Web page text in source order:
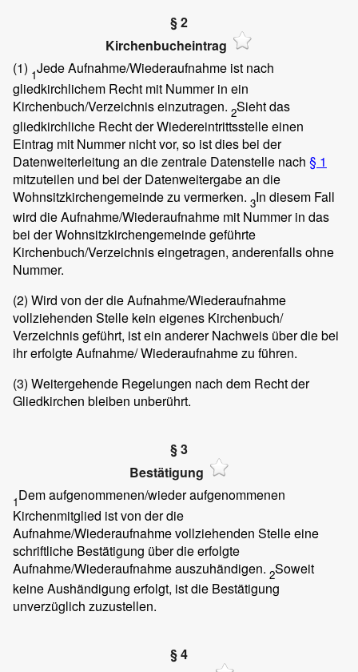
§ 2
Kirchenbucheintrag
(1) 1Jede Aufnahme/Wiederaufnahme ist nach
gliedkirchlichem Recht mit Nummer in ein
Kirchenbuch/Verzeichnis einzutragen. 2Sieht das
gliedkirchliche Recht der Wiedereintrittsstelle einen
Eintrag mit Nummer nicht vor, so ist dies bei der
Datenweiterleitung an die zentrale Datenstelle nach § 1
mitzuteilen und bei der Datenweitergabe an die
Wohnsitzkirchengemeinde zu vermerken. 3In diesem Fall
wird die Aufnahme/Wiederaufnahme mit Nummer in das
bei der Wohnsitzkirchengemeinde geführte
Kirchenbuch/Verzeichnis eingetragen, anderenfalls ohne
Nummer.
(2) Wird von der die Aufnahme/Wiederaufnahme
vollziehenden Stelle kein eigenes Kirchenbuch/
Verzeichnis geführt, ist ein anderer Nachweis über die bei
ihr erfolgte Aufnahme/ Wiederaufnahme zu führen.
(3) Weitergehende Regelungen nach dem Recht der
Gliedkirchen bleiben unberührt.
§ 3
Bestätigung
1Dem aufgenommenen/wieder aufgenommenen
Kirchenmitglied ist von der die
Aufnahme/Wiederaufnahme vollziehenden Stelle eine
schriftliche Bestätigung über die erfolgte
Aufnahme/Wiederaufnahme auszuhändigen. 2Soweit
keine Aushändigung erfolgt, ist die Bestätigung
unverzüglich zuzustellen.
§ 4